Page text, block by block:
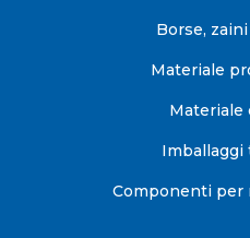
Borse,
Materiale
Materiale
Imballaggi
Componenti per